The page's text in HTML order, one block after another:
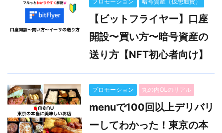
【ビットフライヤー】口座
開設〜買い方〜暗号資産の
送り方【NFT初心者向け】
プロモーション 丸の内OLのリアル
menuで100回以上デリバリ
ーしてわかった！東京の本